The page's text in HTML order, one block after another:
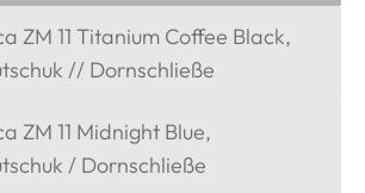
ZM 11 Titanium Coffee Black,
// Dornschließe
ZM 11 Midnight Blue,
/ Dornschließe